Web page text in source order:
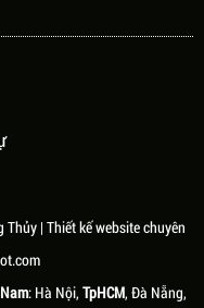
Thủy | Thiết kế website chuyên
: Hà Nội, TpHCM, Đà Nẵng,